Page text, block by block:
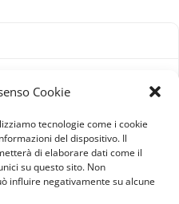
Cookie
tecnologie come i cookie
del dispositivo. Il
di elaborare dati come il
su questo sito. Non
influire negativamente su alcune